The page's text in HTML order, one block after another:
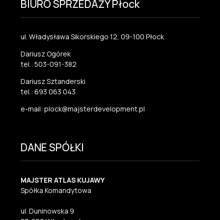
BIURO SPRZEDAŻY Płock
ul. Władysława Sikorskiego 12, 09-100 Płock
Dariusz Ogórek
tel.: 503-091-382
Dariusz Sztanderski
tel.: 693 063 043
e-mail: plock@majsterdevelopment.pl
DANE SPÓŁKI
MAJSTER ATLAS KUJAWY
Spółka Komandytowa
ul. Duninowska 9